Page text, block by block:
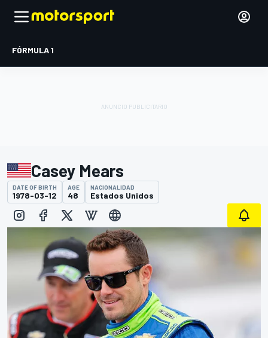
FÓRMULA 1
Casey Mears
DATE OF BIRTH
1978-03-12
AGE
48
NACIONALIDAD
Estados Unidos